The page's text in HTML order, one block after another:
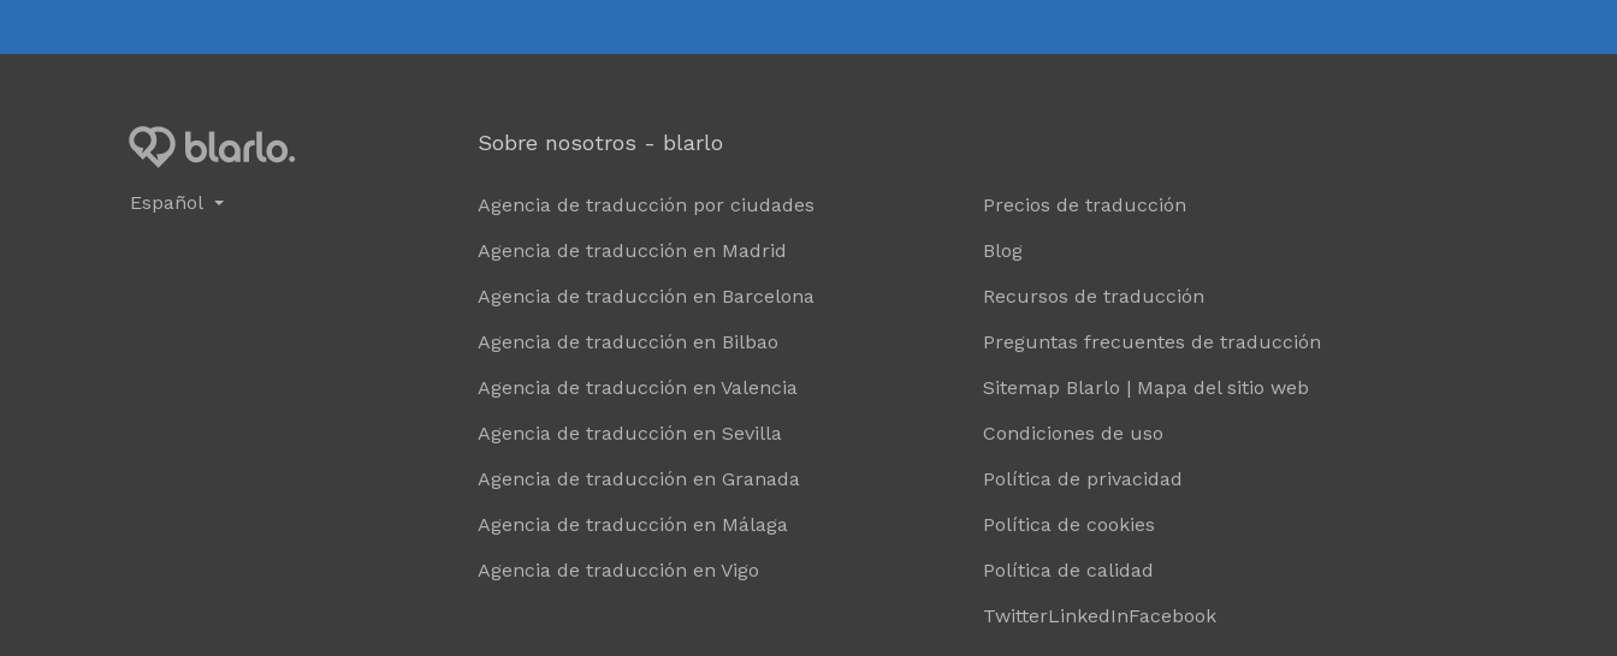
Español
Sobre nosotros - blarlo
Agencia de traducción por ciudades
Agencia de traducción en Madrid
Agencia de traducción en Barcelona
Agencia de traducción en Bilbao
Agencia de traducción en Valencia
Agencia de traducción en Sevilla
Agencia de traducción en Granada
Agencia de traducción en Málaga
Agencia de traducción en Vigo
Precios de traducción
Blog
Recursos de traducción
Preguntas frecuentes de traducción
Sitemap Blarlo | Mapa del sitio web
Condiciones de uso
Política de privacidad
Política de cookies
Política de calidad
TwitterLinkedInFacebook